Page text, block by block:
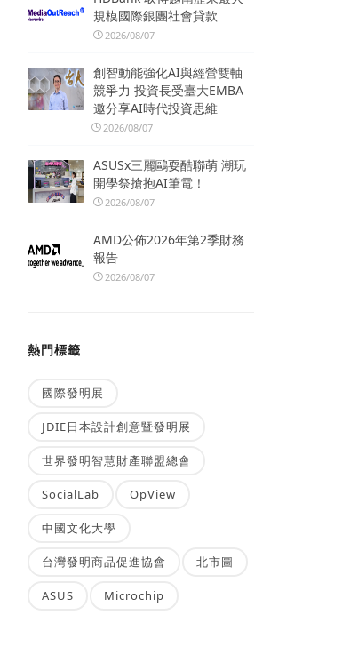
規模國際銀團社會貸款
2026/08/07
創智動能強化AI與經營雙軸
競爭力 投資長受臺大EMBA
邀分享AI時代投資思維
2026/08/07
ASUSx三麗鷗耍酷聯萌 潮玩
開學祭搶抱AI筆電！
2026/08/07
AMD公佈2026年第2季財務
報告
2026/08/07
熱門標籤
國際發明展
JDIE日本設計創意暨發明展
世界發明智慧財產聯盟總會
SocialLab OpView
中國文化大學
台灣發明商品促進協會 北市圖
ASUS Microchip